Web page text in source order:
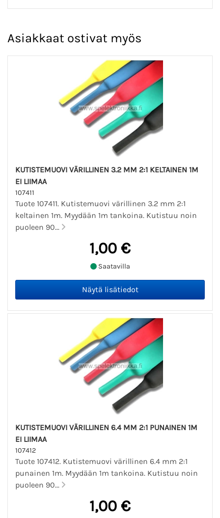
Asiakkaat ostivat myös
KUTISTEMUOVI VÄRILLINEN 3.2 MM 2:1 KELTAINEN 1M
EI LIIMAA
107411
Tuote 107411. Kutistemuovi värillinen 3.2 mm 2:1
keltainen 1m. Myydään 1m tankoina. Kutistuu noin
puoleen 90...
1,00 €
Saatavilla
KUTISTEMUOVI VÄRILLINEN 6.4 MM 2:1 PUNAINEN 1M
EI LIIMAA
107412
Tuote 107412. Kutistemuovi värillinen 6.4 mm 2:1
punainen 1m. Myydään 1m tankoina. Kutistuu noin
puoleen 90...
1,00 €